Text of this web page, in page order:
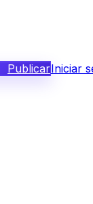
PublicarIniciar